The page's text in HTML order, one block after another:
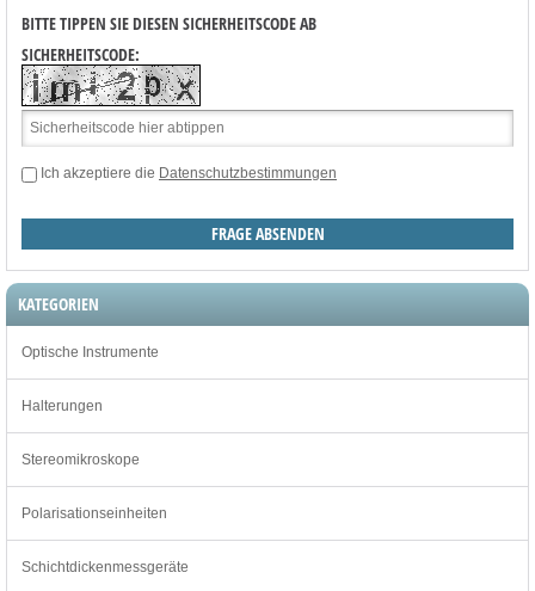
BITTE TIPPEN SIE DIESEN SICHERHEITSCODE AB
SICHERHEITSCODE:
Ich akzeptiere die Datenschutzbestimmungen
KATEGORIEN
Optische Instrumente
Halterungen
Stereomikroskope
Polarisationseinheiten
Schichtdickenmessgeräte